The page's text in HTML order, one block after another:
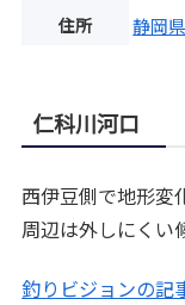
住所 静岡
仁科川河口
西伊豆側で地形変
周辺は外しにくい
釣りビジョンの記